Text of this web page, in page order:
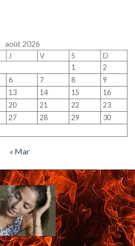
août 2026
J V S
D
1
2
6 7 8
9
13 14 15
16
20 21 22
23
27 28 29
30
« Mar